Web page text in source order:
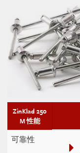
ZinKlad 250
M 性能
可靠性